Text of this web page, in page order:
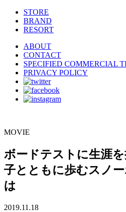
STORE
BRAND
RESORT
ABOUT
CONTACT
SPECIFIED COMMERCIAL
PRIVACY POLICY
MOVIE
ボードテストに生涯
子とともに歩むスノ
は
2019.11.18